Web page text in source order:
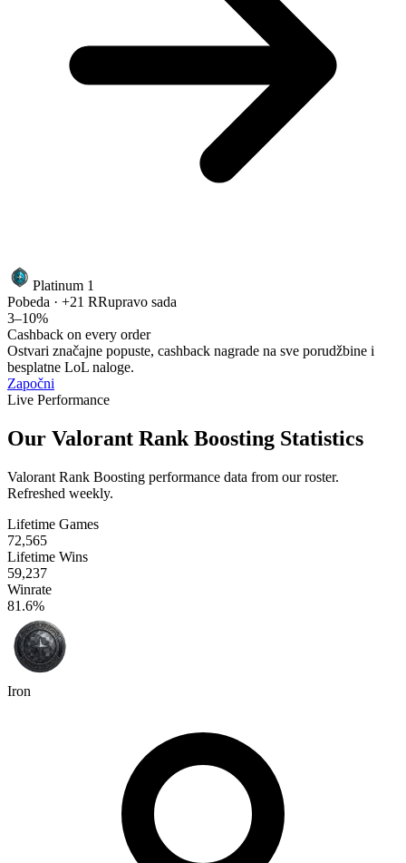
Platinum 1
Pobeda · +21 RRupravo sada
3–10%
Cashback on every order
Ostvari značajne popuste, cashback nagrade na sve porudžbine i
besplatne LoL naloge.
Započni
Live Performance
Our Valorant Rank Boosting Statistics
Valorant Rank Boosting performance data from our roster.
Refreshed weekly.
Lifetime Games
72,565
Lifetime Wins
59,237
Winrate
81.6%
Iron